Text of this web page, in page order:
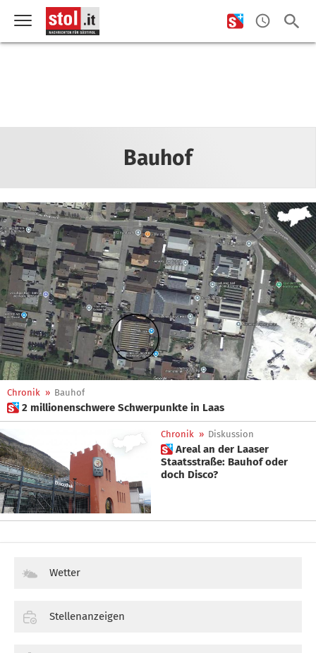
Bauhof
Chronik » Bauhof
 2 millionenschwere Schwerpunkte in Laas
Chronik » Diskussion
 Areal an der Laaser
Staatsstraße: Bauhof oder
doch Disco?
Wetter
Stellenanzeigen